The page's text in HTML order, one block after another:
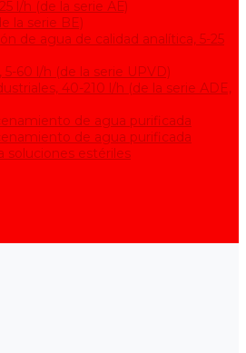
l/h (de la serie АЕ)
la serie BE)
de agua de calidad analítica, 5-25
60 l/h (de la serie UPVD)
40-210 l/h (de la serie АDE,
de agua purificada
de agua purificada
soluciones estériles